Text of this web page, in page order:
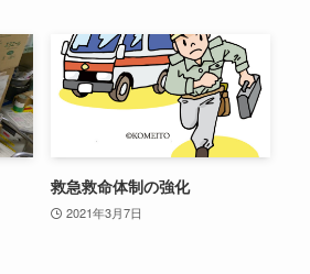
救急救命体制の強化
2021年3月7日